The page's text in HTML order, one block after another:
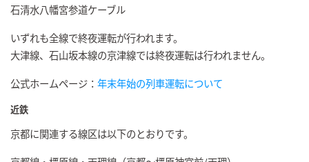
石清水八幡宮参道ケーブル
いずれも全線で終夜運転が行われます。
大津線、石山坂本線の京津線では終夜運転は行われません。
公式ホームページ： 年末年始の列車運転について
近鉄
京都に関連する線区は以下のとおりです。